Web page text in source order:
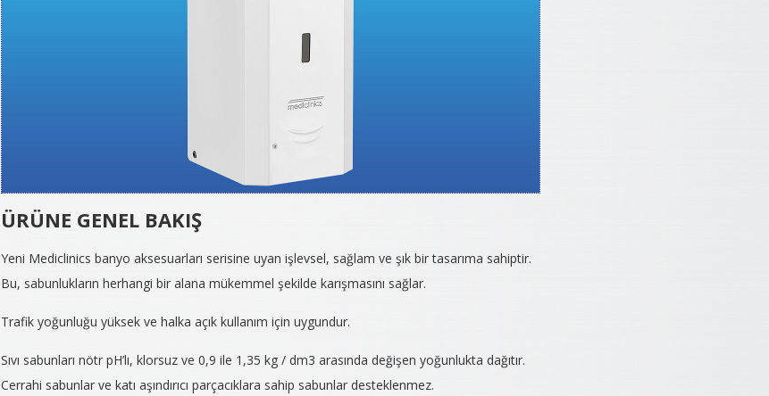
ÜRÜNE GENEL BAKIŞ
Yeni Mediclinics banyo aksesuarları serisine uyan işlevsel, sağlam ve şık bir tasarıma sahiptir.
Bu, sabunlukların herhangi bir alana mükemmel şekilde karışmasını sağlar.
Trafik yoğunluğu yüksek ve halka açık kullanım için uygundur.
Sıvı sabunları nötr pH’lı, klorsuz ve 0,9 ile 1,35 kg / dm3 arasında değişen yoğunlukta dağıtır.
Cerrahi sabunlar ve katı aşındırıcı parçacıklara sahip sabunlar desteklenmez.